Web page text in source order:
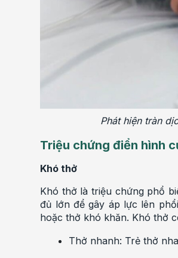
Phát hiện tràn
Triệu chứng điển hình
Khó thở
Khó thở là triệu chứng phổ
đủ lớn để gây áp lực lên
hoặc thở khó khăn. Khó thở
Thở nhanh: Trẻ thở